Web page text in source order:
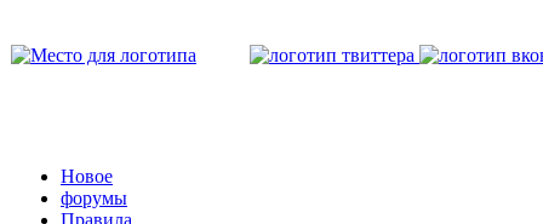
Новое
форумы
Правила